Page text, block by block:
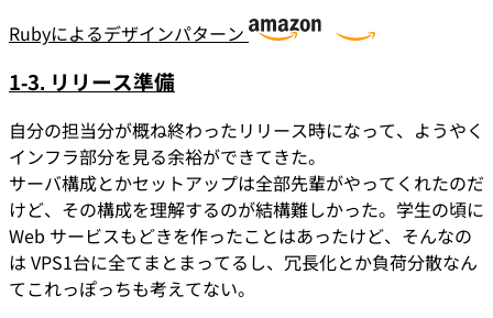
Rubyによるデザインパターン
1-3. リリース準備
自分の担当分が概ね終わったリリース時になって、ようやく
インフラ部分を見る余裕ができてきた。
サーバ構成とかセットアップは全部先輩がやってくれたのだ
けど、その構成を理解するのが結構難しかった。学生の頃に
Web サービスもどきを作ったことはあったけど、そんなの
は VPS1台に全てまとまってるし、冗長化とか負荷分散なん
てこれっぽっちも考えてない。